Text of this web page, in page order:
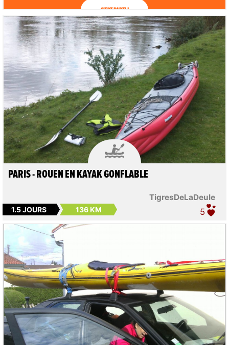
C'est parti !

TigresDeLaDeule
PARIS - ROUEN EN KAYAK GONFLABLE
1.5 JOURS 136 KM 5